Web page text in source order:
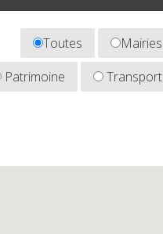
Toutes Mairies
Patrimoine
Transport